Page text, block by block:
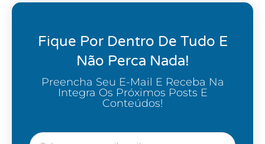
Fique Por Dentro De Tudo E
Não Perca Nada!
Preencha Seu E-Mail E Receba Na
Integra Os Próximos Posts E
Conteúdos!